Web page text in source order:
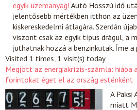
egyik üzemanyag! Autó Hosszú idő
jelentősebb mértékben itthon az
kiskereskedelmi átlagára. Szerdán
viszont csak az egyik típus drágul, a
juthatnak hozzá a benzinkutak. Íme
Visited 1 times, 1 visit(s) today
Megjött az energiakrízis-számla: hiába
forintokat éget el az ország esténként
A Paksi
miatt